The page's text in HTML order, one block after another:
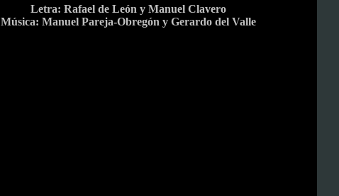
Letra: Rafael de León y Manuel Clavero
Música: Manuel Pareja-Obregón y Gerardo del Valle